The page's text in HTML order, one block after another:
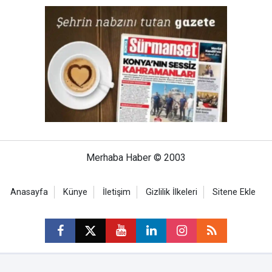
Merhaba Haber © 2003
Anasayfa Künye İletişim Gizlilik İlkeleri Sitene Ekle